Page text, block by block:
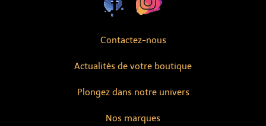
Contactez-nous
Actualités de votre boutique
Nos marques
Plongez dans notre univers